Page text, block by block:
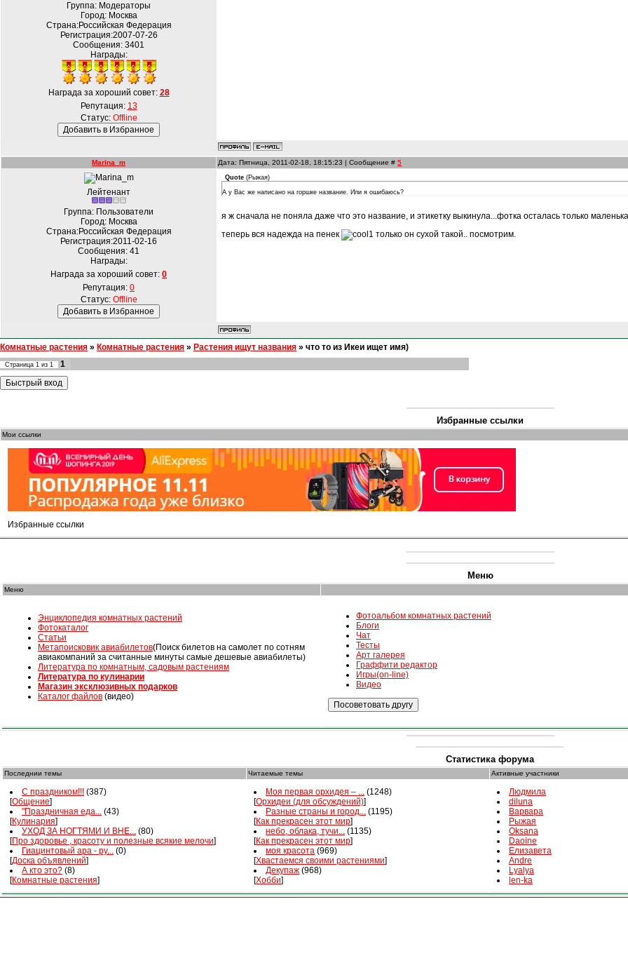
Группа: Модераторы
Город: Москва
Страна:Российская Федерация
Регистрация:2007-07-26
Сообщения: 3401
Награды:
Награда за хороший совет: 28
Репутация: 13
Статус: Offline
Marina_m Дата: Пятница, 2011-02-18, 18:15:23 | Сообщение # 5
Лейтенант
Группа: Пользователи
Город: Москва
Страна:Российская Федерация
Регистрация:2011-02-16
Сообщения: 41
Награды:
Награда за хороший совет: 0
Репутация: 0
Статус: Offline
Quote (Рыжая)
А у Вас же написано на горшке название. Или я ошибаюсь?
я ж сначала не поняла даже что это название, и этикетку выкинула...фотка осталась только
теперь вся надежда на пенек
только он сухой такой.. посмотрим.
Комнатные растения » Комнатные растения » Растения ищут названия » что то из Икеи ищет имя)
Страница 1 из 1
1
Избранные ссылки
Мои ссылки
Избранные ссылки
Меню
Меню
Энциклопедия комнатных растений
Фотокаталог
Статьи
Mетапоисковик авиабилетов(Поиск билетов на самолет по сотням
авиакомпаний за считанные минуты самые дешевые авиабилеты)
Литература по комнатным, садовым растениям
Литература по кулинарии
Магазин эксклюзивных подарков
Каталог файлов (видео)
Фотоальбом комнатных растений
Блоги
Чат
Тесты
Арт галерея
Граффити редактор
Игры(on-line)
Видео
Статистика форума
Последнии темы Читаемые темы Активные участники
С праздником!!! (387)
[Общение]
"Праздничная еда... (43)
[Кулинария]
УХОД ЗА НОГТЯМИ И ВНЕ... (80)
[Про здоровье , красоту и полезные всякие мелочи]
Гиацинтовый ара - ру... (0)
[Доска объявлений]
А кто это? (8)
[Комнатные растения]
Моя первая орхидея – ... (1248)
[Орхидеи (для обсуждений)]
Разные страны и город... (1195)
[Как прекрасен этот мир]
небо, облака, тучи... (1135)
[Как прекрасен этот мир]
моя красота (969)
[Хвастаемся своими растениями]
Декупаж (968)
[Хобби]
Людмила
diluna
Варвара
Рыжая
Oksana
Daoine
Елизавета
Andre
Lyalya
len-ka